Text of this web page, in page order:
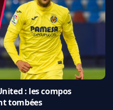
: les compos
tombées